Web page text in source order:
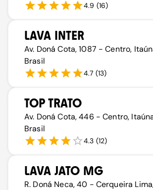
4.9 (16)
LAVA INTER
Av. Doná Cota, 1087 - Centro,
Brasil
4.7 (13)
TOP TRATO
Av. Doná Cota, 446 - Centro,
Brasil
4.3 (12)
LAVA JATO MG
R. Doná Neca, 40 - Cerqueira